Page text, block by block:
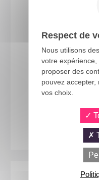
Costume
Respect de
Nous utilisons
votre
proposer des
pouvez
vos choix.